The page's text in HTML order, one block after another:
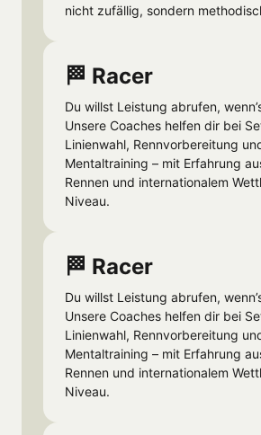
nicht zufällig, sondern
🏁 Racer
Du willst Leistung abrufen,
Unsere Coaches helfen dir bei
Linienwahl, Rennvorbereitung
Mentaltraining – mit Erfahrung
Rennen und internationalem
Niveau.
🏁 Racer
Du willst Leistung abrufen,
Unsere Coaches helfen dir bei
Linienwahl, Rennvorbereitung
Mentaltraining – mit Erfahrung
Rennen und internationalem
Niveau.